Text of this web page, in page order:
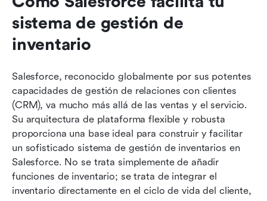
sistema de gestión de
inventario
Salesforce, reconocido globalmente por sus potentes
capacidades de gestión de relaciones con clientes
(CRM), va mucho más allá de las ventas y el servicio.
Su arquitectura de plataforma flexible y robusta
proporciona una base ideal para construir y facilitar
un sofisticado sistema de gestión de inventarios en
Salesforce. No se trata simplemente de añadir
funciones de inventario; se trata de integrar el
inventario directamente en el ciclo de vida del cliente,